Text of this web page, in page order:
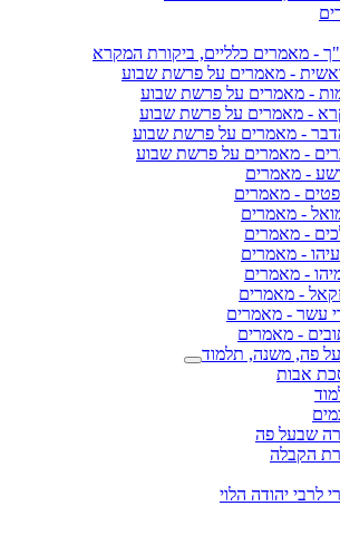
- מאמרים כלליים, ביקורת המקרא
- מאמרים על פרשת שבוע
- מאמרים על פרשת שבוע
- מאמרים על פרשת שבוע
- מאמרים על פרשת שבוע
- מאמרים על פרשת שבוע
- מאמרים
- מאמרים
- מאמרים
- מאמרים
- מאמרים
- מאמרים
- מאמרים
עשר - מאמרים
- מאמרים
פה, משנה, תלמוד
אבות
שבעל פה
הקבלה
לרבי יהודה הלוי